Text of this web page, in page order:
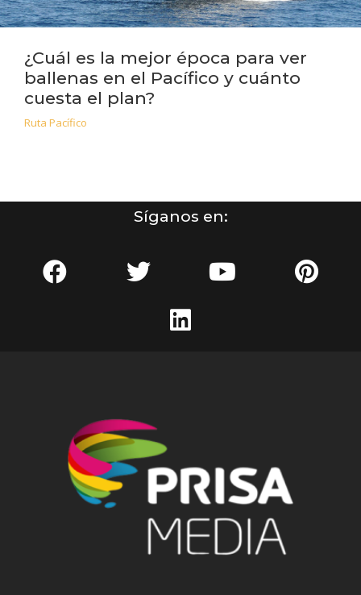
¿Cuál es la mejor época para ver
ballenas en el Pacífico y cuánto
cuesta el plan?
Ruta Pacífico
Síganos en: